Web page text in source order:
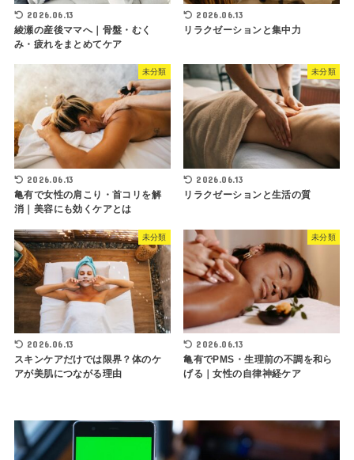
2026.06.13
綾瀬の産後ママへ｜骨盤・むく
み・疲れをまとめてケア
2026.06.13
リラクゼーションと集中力
未分類
2026.06.13
亀有で女性の肩こり・首コリを解
消｜美容にも効くケアとは
未分類
2026.06.13
リラクゼーションと生活の質
未分類
2026.06.13
スキンケアだけでは限界？体のケ
アが美肌につながる理由
未分類
2026.06.13
亀有でPMS・生理前の不調を和ら
げる｜女性の自律神経ケア